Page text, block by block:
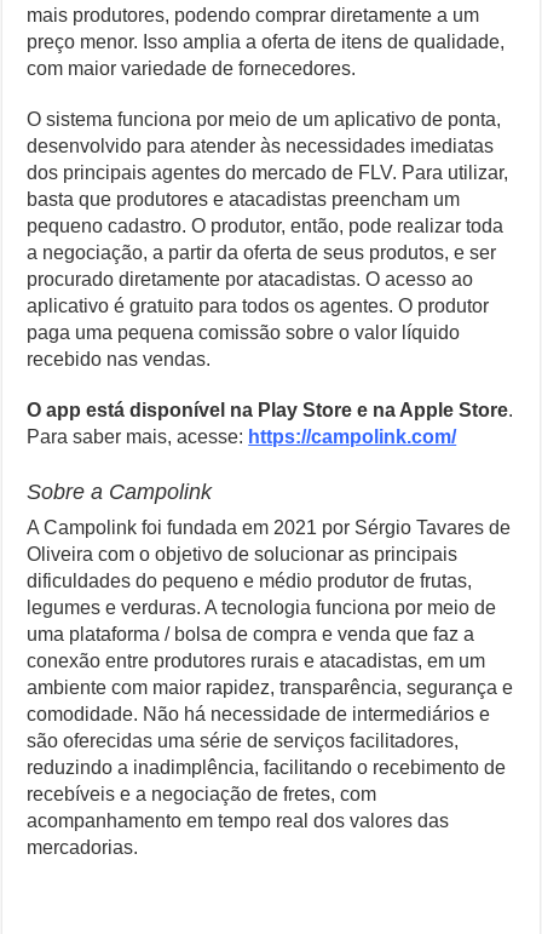
mais produtores, podendo comprar diretamente a um
preço menor. Isso amplia a oferta de itens de qualidade,
com maior variedade de fornecedores.
O sistema funciona por meio de um aplicativo de ponta,
desenvolvido para atender às necessidades imediatas
dos principais agentes do mercado de FLV. Para utilizar,
basta que produtores e atacadistas preencham um
pequeno cadastro. O produtor, então, pode realizar toda
a negociação, a partir da oferta de seus produtos, e ser
procurado diretamente por atacadistas. O acesso ao
aplicativo é gratuito para todos os agentes. O produtor
paga uma pequena comissão sobre o valor líquido
recebido nas vendas.
O app está disponível na Play Store e na Apple Store.
Para saber mais, acesse: https://campolink.com/
Sobre a Campolink
A Campolink foi fundada em 2021 por Sérgio Tavares de
Oliveira com o objetivo de solucionar as principais
dificuldades do pequeno e médio produtor de frutas,
legumes e verduras. A tecnologia funciona por meio de
uma plataforma / bolsa de compra e venda que faz a
conexão entre produtores rurais e atacadistas, em um
ambiente com maior rapidez, transparência, segurança e
comodidade. Não há necessidade de intermediários e
são oferecidas uma série de serviços facilitadores,
reduzindo a inadimplência, facilitando o recebimento de
recebíveis e a negociação de fretes, com
acompanhamento em tempo real dos valores das
mercadorias.